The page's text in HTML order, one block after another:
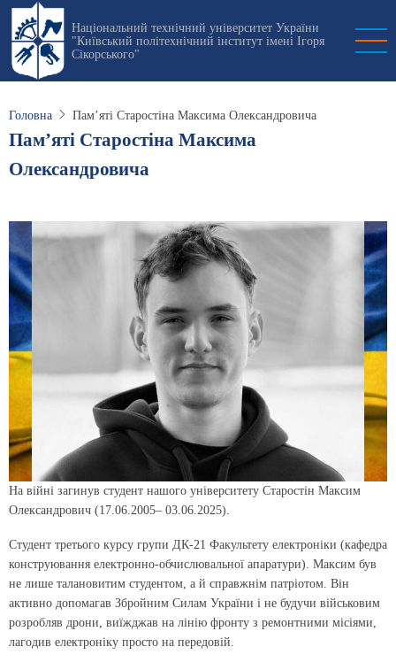
Перейти
основного
вмісту
Національний технічний університет України
"Київський політехнічний інститут імені Ігоря
Сікорського"
Головна Пам’яті Старостіна Максима Олександровича
Пам’яті Старостіна Максима
Олександровича
На війні загинув студент нашого університету Старостін Максим
Олександрович (17.06.2005– 03.06.2025).
Студент третього курсу групи ДК-21 Факультету електроніки (кафедра
конструювання електронно-обчислювальної апаратури). Максим був
не лише талановитим студентом, а й справжнім патріотом. Він
активно допомагав Збройним Силам України і не будучи військовим
розробляв дрони, виїжджав на лінію фронту з ремонтними місіями,
лагодив електроніку просто на передовій.